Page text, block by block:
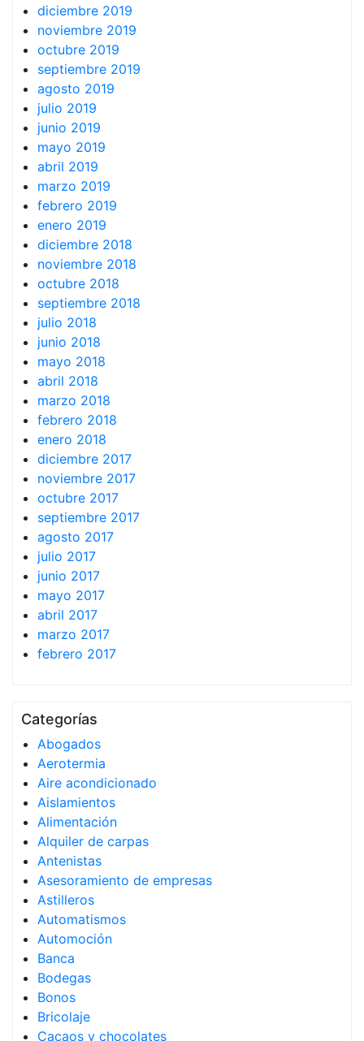
diciembre 2019
noviembre 2019
octubre 2019
septiembre 2019
agosto 2019
julio 2019
junio 2019
mayo 2019
abril 2019
marzo 2019
febrero 2019
enero 2019
diciembre 2018
noviembre 2018
octubre 2018
septiembre 2018
julio 2018
junio 2018
mayo 2018
abril 2018
marzo 2018
febrero 2018
enero 2018
diciembre 2017
noviembre 2017
octubre 2017
septiembre 2017
agosto 2017
julio 2017
junio 2017
mayo 2017
abril 2017
marzo 2017
febrero 2017
Categorías
Abogados
Aerotermia
Aire acondicionado
Aislamientos
Alimentación
Alquiler de carpas
Antenistas
Asesoramiento de empresas
Astilleros
Automatismos
Automoción
Banca
Bodegas
Bonos
Bricolaje
Cacaos y chocolates